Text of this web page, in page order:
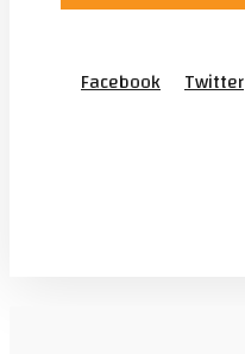
Facebook Twitter